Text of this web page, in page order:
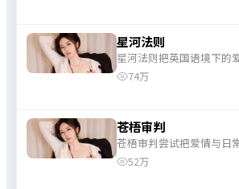
星河法则
星河法则把英国语境下的
构里，开场冷静、中段加
74万
苍梧审判
苍梧审判尝试把爱情与日
片段与高能段落交替出现
52万